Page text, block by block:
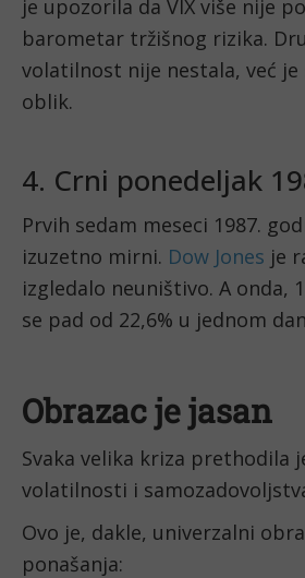
je upozorila da VIX više nije
barometar tržišnog rizika.
volatilnost nije nestala, već
oblik.
4. Crni ponedeljak
Prvih sedam meseci 1987.
izuzetno mirni. Dow Jones je
izgledalo neuništivo. A onda,
se pad od 22,6% u jednom
Obrazac je jasan
Svaka velika kriza prethodila
volatilnosti i
Ovo je, dakle, univerzalni
ponašanja: